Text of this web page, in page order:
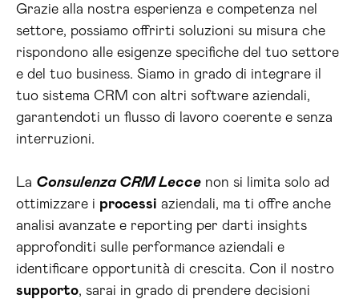
Grazie alla nostra esperienza e competenza nel
settore, possiamo offrirti soluzioni su misura che
rispondono alle esigenze specifiche del tuo settore
e del tuo business. Siamo in grado di integrare il
tuo sistema CRM con altri software aziendali,
garantendoti un flusso di lavoro coerente e senza
interruzioni.
La Consulenza CRM Lecce non si limita solo ad
ottimizzare i processi aziendali, ma ti offre anche
analisi avanzate e reporting per darti insights
approfonditi sulle performance aziendali e
identificare opportunità di crescita. Con il nostro
supporto, sarai in grado di prendere decisioni